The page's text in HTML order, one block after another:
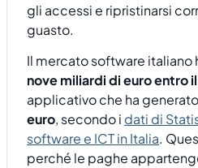
gli accessi e ripristinarsi
guasto.
Il mercato software italiano
nove miliardi di euro entro
applicativo che ha generato
euro, secondo i dati di
software e ICT in Italia.
perché le paghe